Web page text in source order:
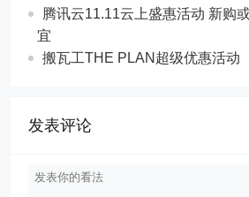
腾讯云11.11云上盛惠活动 新购
宜
搬瓦工THE PLAN超级优惠活动
发表评论